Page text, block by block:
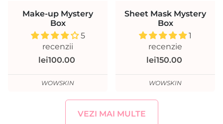
Make-up Mystery
Box
5
recenzii
lei100.00
WOWSKIN
Sheet Mask Mystery
Box
1
recenzie
lei150.00
WOWSKIN
VEZI MAI MULTE